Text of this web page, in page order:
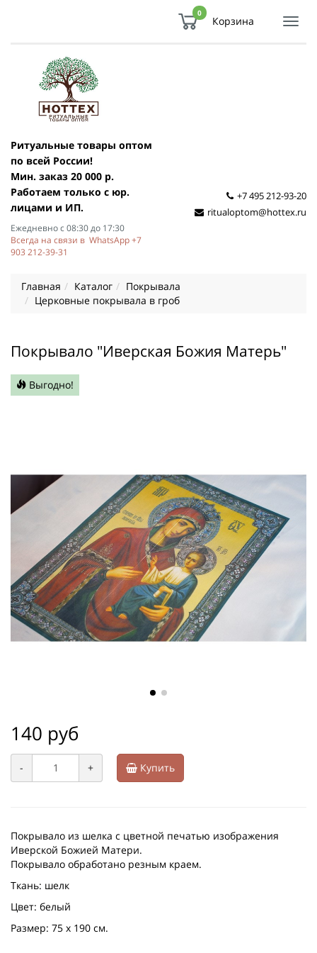
0
Корзина
Ритуальные товары оптом
по всей России!
Мин. заказ 20 000 р.
Работаем только с юр.
лицами и ИП.
Ежедневно с 08:30 до 17:30
Всегда на связи в WhatsApp +7
903 212-39-31
+7 495 212-93-20
ritualoptom@hottex.ru
Главная Каталог
Покрывала
Церковные покрывала в гроб
Покрывало "Иверская Божия Матерь"
Выгодно!
140 руб
- + Купить
Покрывало из шелка с цветной печатью изображения
Иверской Божией Матери.
Покрывало обработано резным краем.
Ткань: шелк
Цвет: белый
Размер: 75 х 190 см.